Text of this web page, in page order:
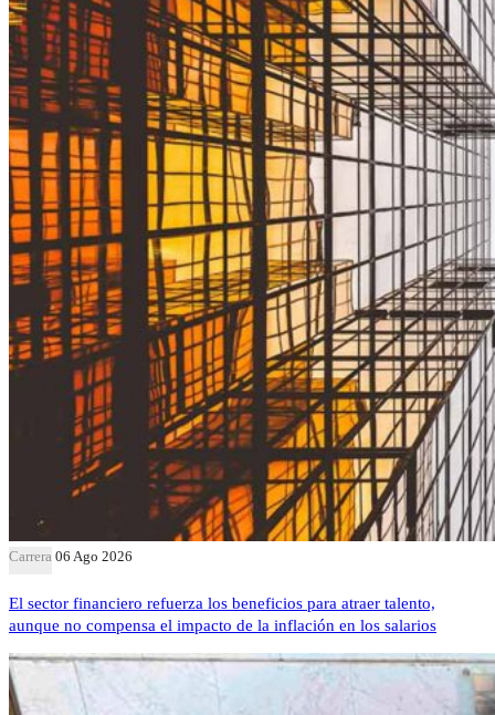
Carrera 06 Ago 2026
El sector financiero refuerza los beneficios para atraer talento,
aunque no compensa el impacto de la inflación en los salarios